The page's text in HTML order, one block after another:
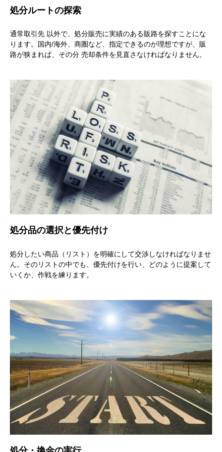
処分ルートの探索
通常取引先 以外で、処分販売に実績のある販路を探すことにな
ります。国内/海外、商圏など、指定できるのが理想ですが、販
路が狭まれば、その分 売却条件を見直さなければなりません。
処分品の選択と優先付け
処分したい商品（リスト）を明確にして交渉しなければなりませ
ん。そのリストの中でも、優先付けを行い、どのように提案して
いくか、作戦を練ります。